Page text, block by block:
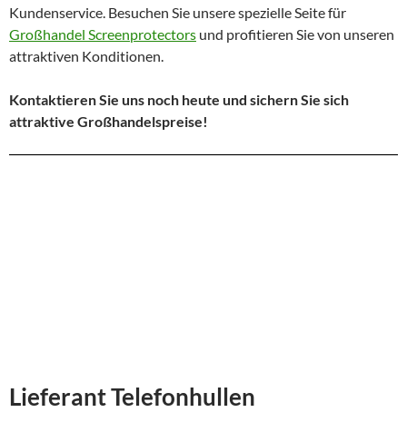
Kundenservice. Besuchen Sie unsere spezielle Seite für
Großhandel Screenprotectors und profitieren Sie von unseren
attraktiven Konditionen.
Kontaktieren Sie uns noch heute und sichern Sie sich
attraktive Großhandelspreise!
Lieferant Telefonhullen